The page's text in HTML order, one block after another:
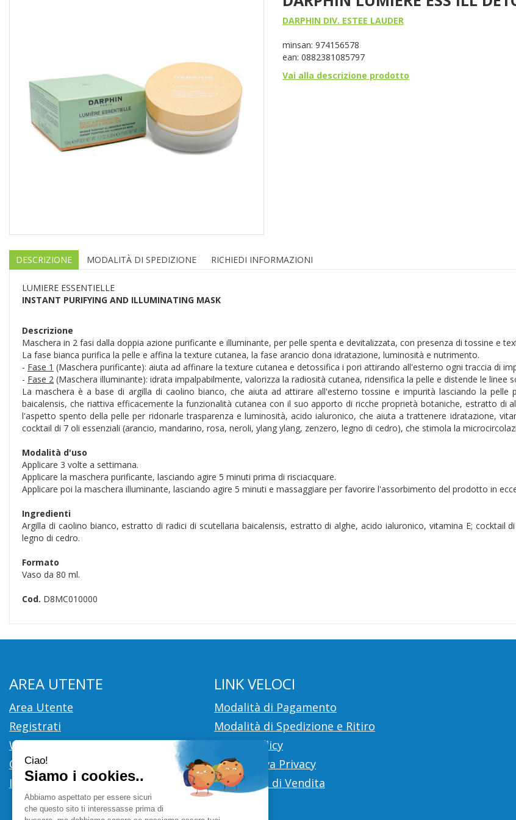
DARPHIN DIV. ESTEE LAUDER
minsan: 974156578
ean: 0882381085797
Vai alla descrizione prodotto
DESCRIZIONE MODALITÀ DI SPEDIZIONE RICHIEDI INFORMAZIONI
LUMIERE ESSENTIELLE
INSTANT PURIFYING AND ILLUMINATING MASK
Descrizione
Maschera in 2 fasi dalla doppia azione purificante e illuminante, per pelle spenta e devitalizzata, con presenza di tossine e
La fase bianca purifica la pelle e affina la texture cutanea, la fase arancio dona idratazione, luminosità e nutrimento.
- Fase 1 (Maschera purificante): aiuta ad affinare la texture cutanea e detossifica i pori attirando all'esterno ogni traccia di
- Fase 2 (Maschera illuminante): idrata impalpabilmente, valorizza la radiosità cutanea, ridensifica la pelle e distende le linee
La maschera è a base di argilla di caolino bianco, che aiuta ad attirare all'esterno tossine e impurità lasciando la
baicalensis, che riattiva efficacemente la funzionalità cutanea con il suo apporto di ricche proprietà botaniche, estratto di
l'aspetto spento della pelle per ridonarle trasparenza e luminosità, acido ialuronico, che aiuta a trattenere idratazione,
cocktail di 7 oli essenziali (arancio, mandarino, rosa, neroli, ylang ylang, zenzero, legno di cedro), che stimola la
Modalità d'uso
Applicare 3 volte a settimana.
Applicare la maschera purificante, lasciando agire 5 minuti prima di risciacquare.
Applicare poi la maschera illuminante, lasciando agire 5 minuti e massaggiare per favorire l'assorbimento del prodotto in
Ingredienti
Argilla di caolino bianco, estratto di radici di scutellaria baicalensis, estratto di alghe, acido ialuronico, vitamina E; cocktail
legno di cedro.
Formato
Vaso da 80 ml.
Cod. D8MC010000
AREA UTENTE
Area Utente
Registrati
Wishlist
Contatti
Iscrizione alla Newsletter
LINK VELOCI
Modalità di Pagamento
Modalità di Spedizione e Ritiro
Cookie Policy
Informativa Privacy
Condizioni di Vendita